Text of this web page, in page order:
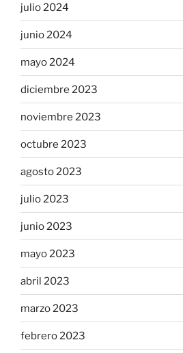
julio 2024
junio 2024
mayo 2024
diciembre 2023
noviembre 2023
octubre 2023
agosto 2023
julio 2023
junio 2023
mayo 2023
abril 2023
marzo 2023
febrero 2023